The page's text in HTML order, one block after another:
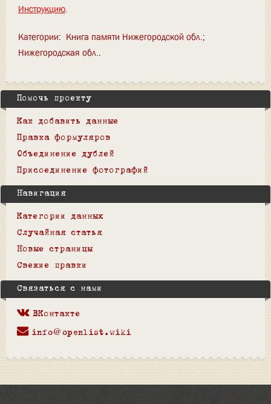
Инструкцию.
Категории: Книга памяти Нижегородской обл.
Нижегородская обл.
Помочь проекту
Как добавить данные
Правка формуляров
Объединение дублей
Присоединение фотографий
Навигация
Категории данных
Случайная статья
Новые страницы
Свежие правки
Связаться с нами
ВКонтакте
info@openlist.wiki